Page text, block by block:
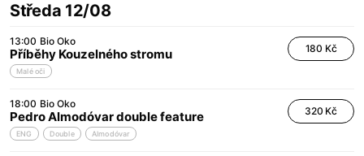
Středa 12/08
13:00 Bio Oko
Příběhy Kouzelného stromu
Malé oči
180 Kč
18:00 Bio Oko
Pedro Almodóvar double feature
ENG Double Almodóvar
320 Kč